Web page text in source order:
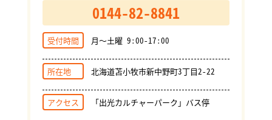
0144-82-8841
受付時間 月～土曜 9:00-17:00
所在地 北海道苫小牧市新中野町3丁目2-22
アクセス 「出光カルチャーパーク」バス停